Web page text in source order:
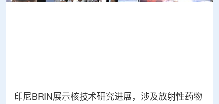
印尼BRIN展示核技术研究进展，涉及放射性药物